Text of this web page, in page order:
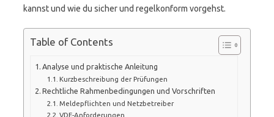
kannst und wie du sicher und regelkonform vorgehst.
Table of Contents
Analyse und praktische Anleitung
Kurzbeschreibung der Prüfungen
Rechtliche Rahmenbedingungen und Vorschriften
Meldepflichten und Netzbetreiber
VDE-Anforderungen